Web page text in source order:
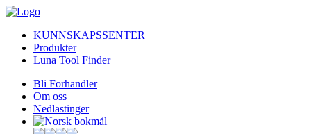
KUNNSKAPSSENTER
Produkter
Luna Tool Finder
Bli Forhandler
Om oss
Nedlastinger